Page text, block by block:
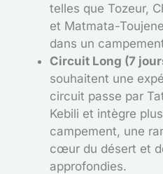
telles que Tozeur,
et Matmata-
dans un
Circuit Long (7
souhaitent une
circuit passe par
Kebili et intègre
campement, une
cœur du désert et
approfondies.